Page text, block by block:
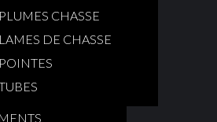
PLUMES CHASSE
LAMES DE CHASSE
POINTES